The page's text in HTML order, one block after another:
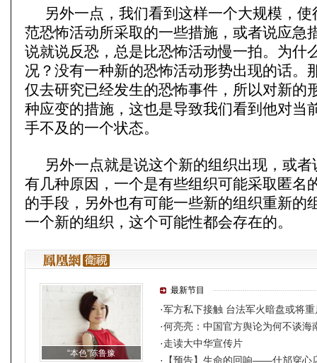
另外一点，我们看到这样一个大规模，
范恐怖活动所采取的一些措施，或者说应急
说就说反恐，总是比恐怖活动慢一拍。为什
况？没有一种新的恐怖活动形势出现的话。
仅去研究已经发生的恐怖事件，所以对新的
种应变的措施，这也是导致我们看到他对当
手不及的一个状态。
另外一点就是说这个新的组织出现，或
有几种原因，一个是有些组织可能采取匿名
的手段，另外也有可能一些新的组织重新的
一个新的组织，这个可能性都会存在的。